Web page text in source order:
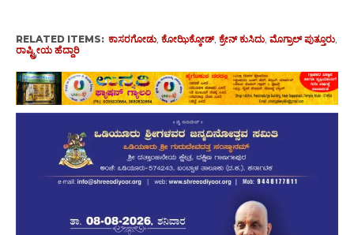
RELATED ITEMS: ಕಾಸರಗೋಡು, ಕೋಝಿಕ್ಕೋಡ್‌, ಕ್ರೇನ್ ಕುಸಿದು, ಮೊಗ್ರಾಲ್ ಪುತ್ತೂರು,
ರಾಷ್ಟ್ರೀಯ ಹೆದ್ದಾರಿ